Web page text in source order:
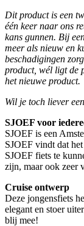
Dit product is een
één keer naar ons
kans gunnen. Bij
meer als nieuw en
beschadigingen
product, wél ligt de
het nieuwe product.
Wil je toch liever
SJOEF voor
SJOEF is een
SJOEF vindt dat
SJOEF fiets te
zijn, maar ook zeer
Cruise ontwerp
Deze jongensfiets
elegant en stoer
blij mee!